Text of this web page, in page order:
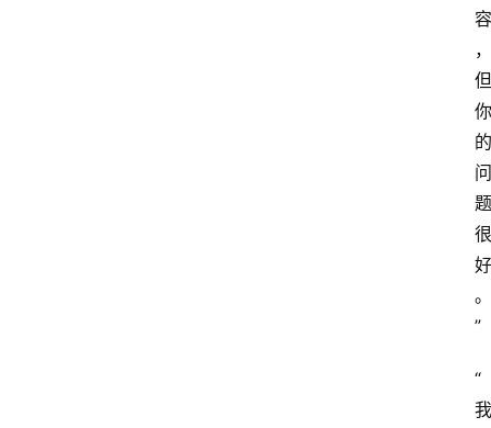
容
，
但
你
的
问
题
很
好
。
”
“
我